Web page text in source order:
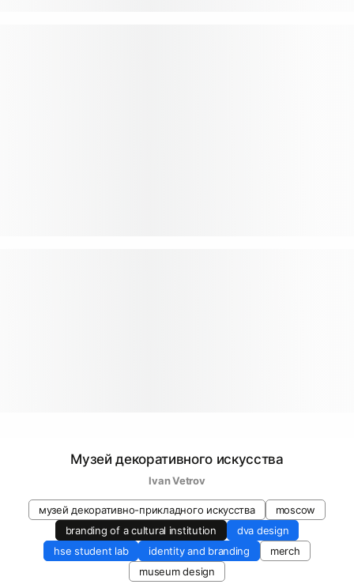
Музей декоративного искусства
Ivan Vetrov
музей декоративно-прикладного искусства
moscow
branding of a cultural institution
dva design
hse student lab
identity and branding
merch
museum design